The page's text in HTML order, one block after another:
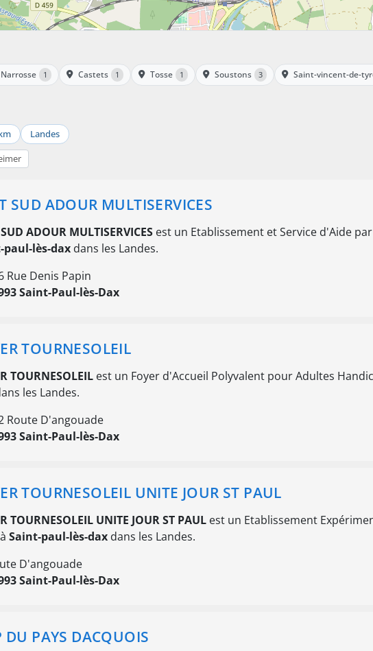
Narrosse 1 Castets 1 Tosse 1 Soustons 3 Saint-vincent-de-
Landes
SUD ADOUR MULTISERVICES
ADOUR MULTISERVICES est un Etablissement et Service d'Aide par
paul-lès-dax dans les Landes.
Rue Denis Papin
Saint-Paul-lès-Dax
TOURNESOLEIL
TOURNESOLEIL est un Foyer d'Accueil Polyvalent pour Adultes
les Landes.
Route D'angouade
Saint-Paul-lès-Dax
TOURNESOLEIL UNITE JOUR ST PAUL
TOURNESOLEIL UNITE JOUR ST PAUL est un Etablissement
Saint-paul-lès-dax dans les Landes.
D'angouade
Saint-Paul-lès-Dax
DU PAYS DACQUOIS